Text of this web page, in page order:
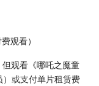
观看）
但观看《哪吒之魔童
或支付单片租赁费